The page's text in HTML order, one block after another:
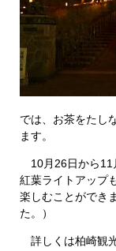
では、お茶をたし
ます。
10月26日から11
紅葉ライトアップ
楽しむことができ
た。）
詳しくは柏崎観